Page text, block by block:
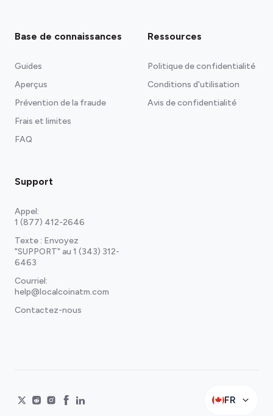
Base de connaissances
Guides
Aperçus
Prévention de la fraude
Frais et limites
FAQ
Ressources
Politique de confidentialité
Conditions d'utilisation
Avis de confidentialité
Support
Appel:
1 (877) 412-2646
Texte : Envoyez
"SUPPORT" au 1 (343) 312-
6463
Courriel:
help@localcoinatm.com
Contactez-nous
FR